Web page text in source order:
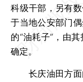
科级干部，另有
于当地公安部门
的“油耗子”，由
确定。
长庆油田方面